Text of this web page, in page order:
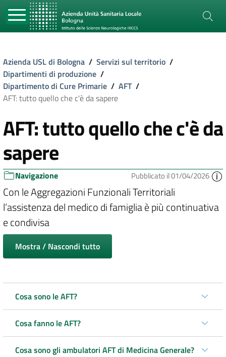
Azienda USL di Bologna / Servizi sul territorio /
Dipartimenti di produzione /
Dipartimento di Cure Primarie / AFT /
AFT: tutto quello che c'è da sapere
AFT: tutto quello che c'è da
sapere
Navigazione Pubblicato il 01/04/2026
Con le Aggregazioni Funzionali Territoriali
l’assistenza del medico di famiglia è più continuativa
e condivisa
Mostra / Nascondi tutto
Cosa sono le AFT?
Cosa fanno le AFT?
Cosa sono gli ambulatori AFT di Medicina Generale?